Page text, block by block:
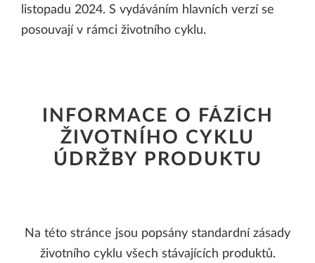
listopadu 2024. S vydáváním hlavních verzí se
posouvají v rámci životního cyklu.
INFORMACE O FÁZÍCH
ŽIVOTNÍHO CYKLU
ÚDRŽBY PRODUKTU
Na této stránce jsou popsány standardní zásady
životního cyklu všech stávajících produktů.